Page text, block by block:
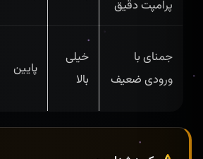
پرامپت دقیق
جمنای با
ورودی ضعیف
خیلی
بالا
پایین